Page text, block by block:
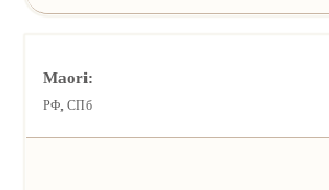
Maori:
РФ, СПб